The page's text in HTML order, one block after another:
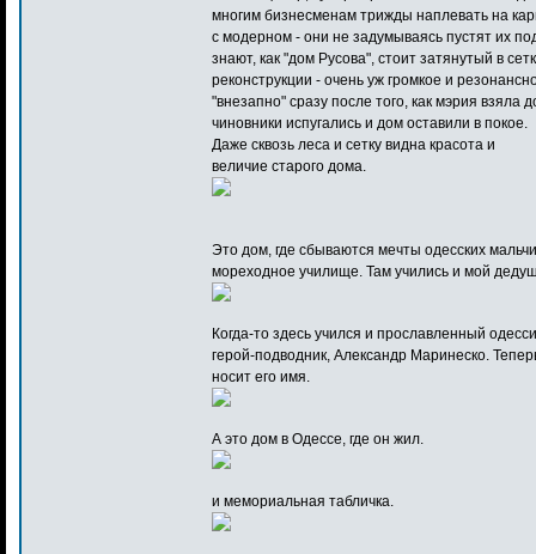
многим бизнесменам трижды наплевать на
с модерном - они не задумываясь пустят их
знают, как "дом Русова", стоит затянутый в
реконструкции - очень уж громкое и
"внезапно" сразу после того, как мэрия взяла
чиновники испугались и дом оставили в покое.
Даже сквозь леса и сетку видна красота и
величие старого дома.
Это дом, где сбываются мечты одесских
мореходное училище. Там учились и мой
Когда-то здесь учился и прославленный
герой-подводник, Александр Маринеско.
носит его имя.
А это дом в Одессе, где он жил.
и мемориальная табличка.